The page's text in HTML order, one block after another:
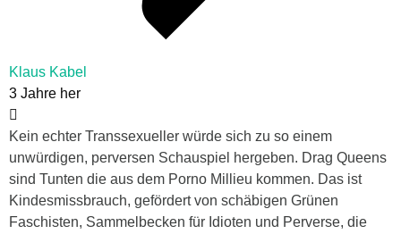
Klaus Kabel
3 Jahre her
Kein echter Transsexueller würde sich zu so einem
unwürdigen, perversen Schauspiel hergeben. Drag Queens
sind Tunten die aus dem Porno Millieu kommen. Das ist
Kindesmissbrauch, gefördert von schäbigen Grünen
Faschisten, Sammelbecken für Idioten und Perverse, die